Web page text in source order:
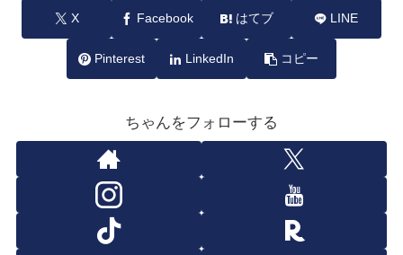
X Facebook はてブ LINE
Pinterest LinkedIn コピー
ちゃんをフォローする